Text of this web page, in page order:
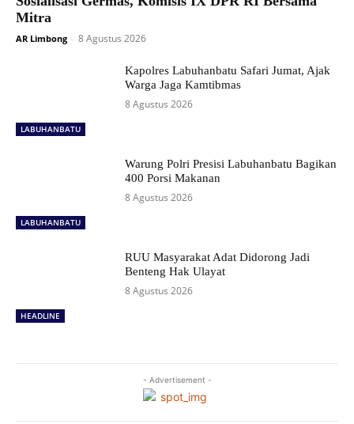
Mitra
AR Limbong - 8 Agustus 2026
LABUHANBATU
Kapolres Labuhanbatu Safari Jumat, Ajak
Warga Jaga Kamtibmas
8 Agustus 2026
LABUHANBATU
Warung Polri Presisi Labuhanbatu Bagikan
400 Porsi Makanan
8 Agustus 2026
HEADLINE
RUU Masyarakat Adat Didorong Jadi
Benteng Hak Ulayat
8 Agustus 2026
- Advertisement -